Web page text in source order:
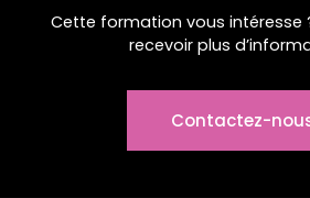
Cette formation vous intéresse
recevoir plus
Contactez-